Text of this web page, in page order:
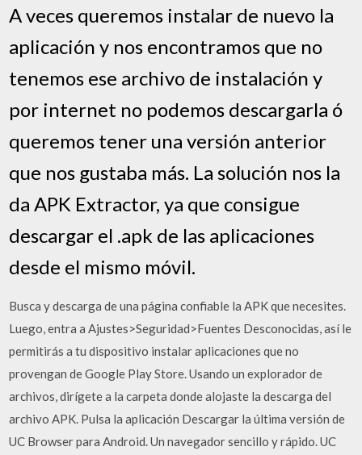
A veces queremos instalar de nuevo la
aplicación y nos encontramos que no
tenemos ese archivo de instalación y
por internet no podemos descargarla ó
queremos tener una versión anterior
que nos gustaba más. La solución nos la
da APK Extractor, ya que consigue
descargar el .apk de las aplicaciones
desde el mismo móvil.
Busca y descarga de una página confiable la APK que necesites.
Luego, entra a Ajustes>Seguridad>Fuentes Desconocidas, así le
permitirás a tu dispositivo instalar aplicaciones que no
provengan de Google Play Store. Usando un explorador de
archivos, dirígete a la carpeta donde alojaste la descarga del
archivo APK. Pulsa la aplicación Descargar la última versión de
UC Browser para Android. Un navegador sencillo y rápido. UC